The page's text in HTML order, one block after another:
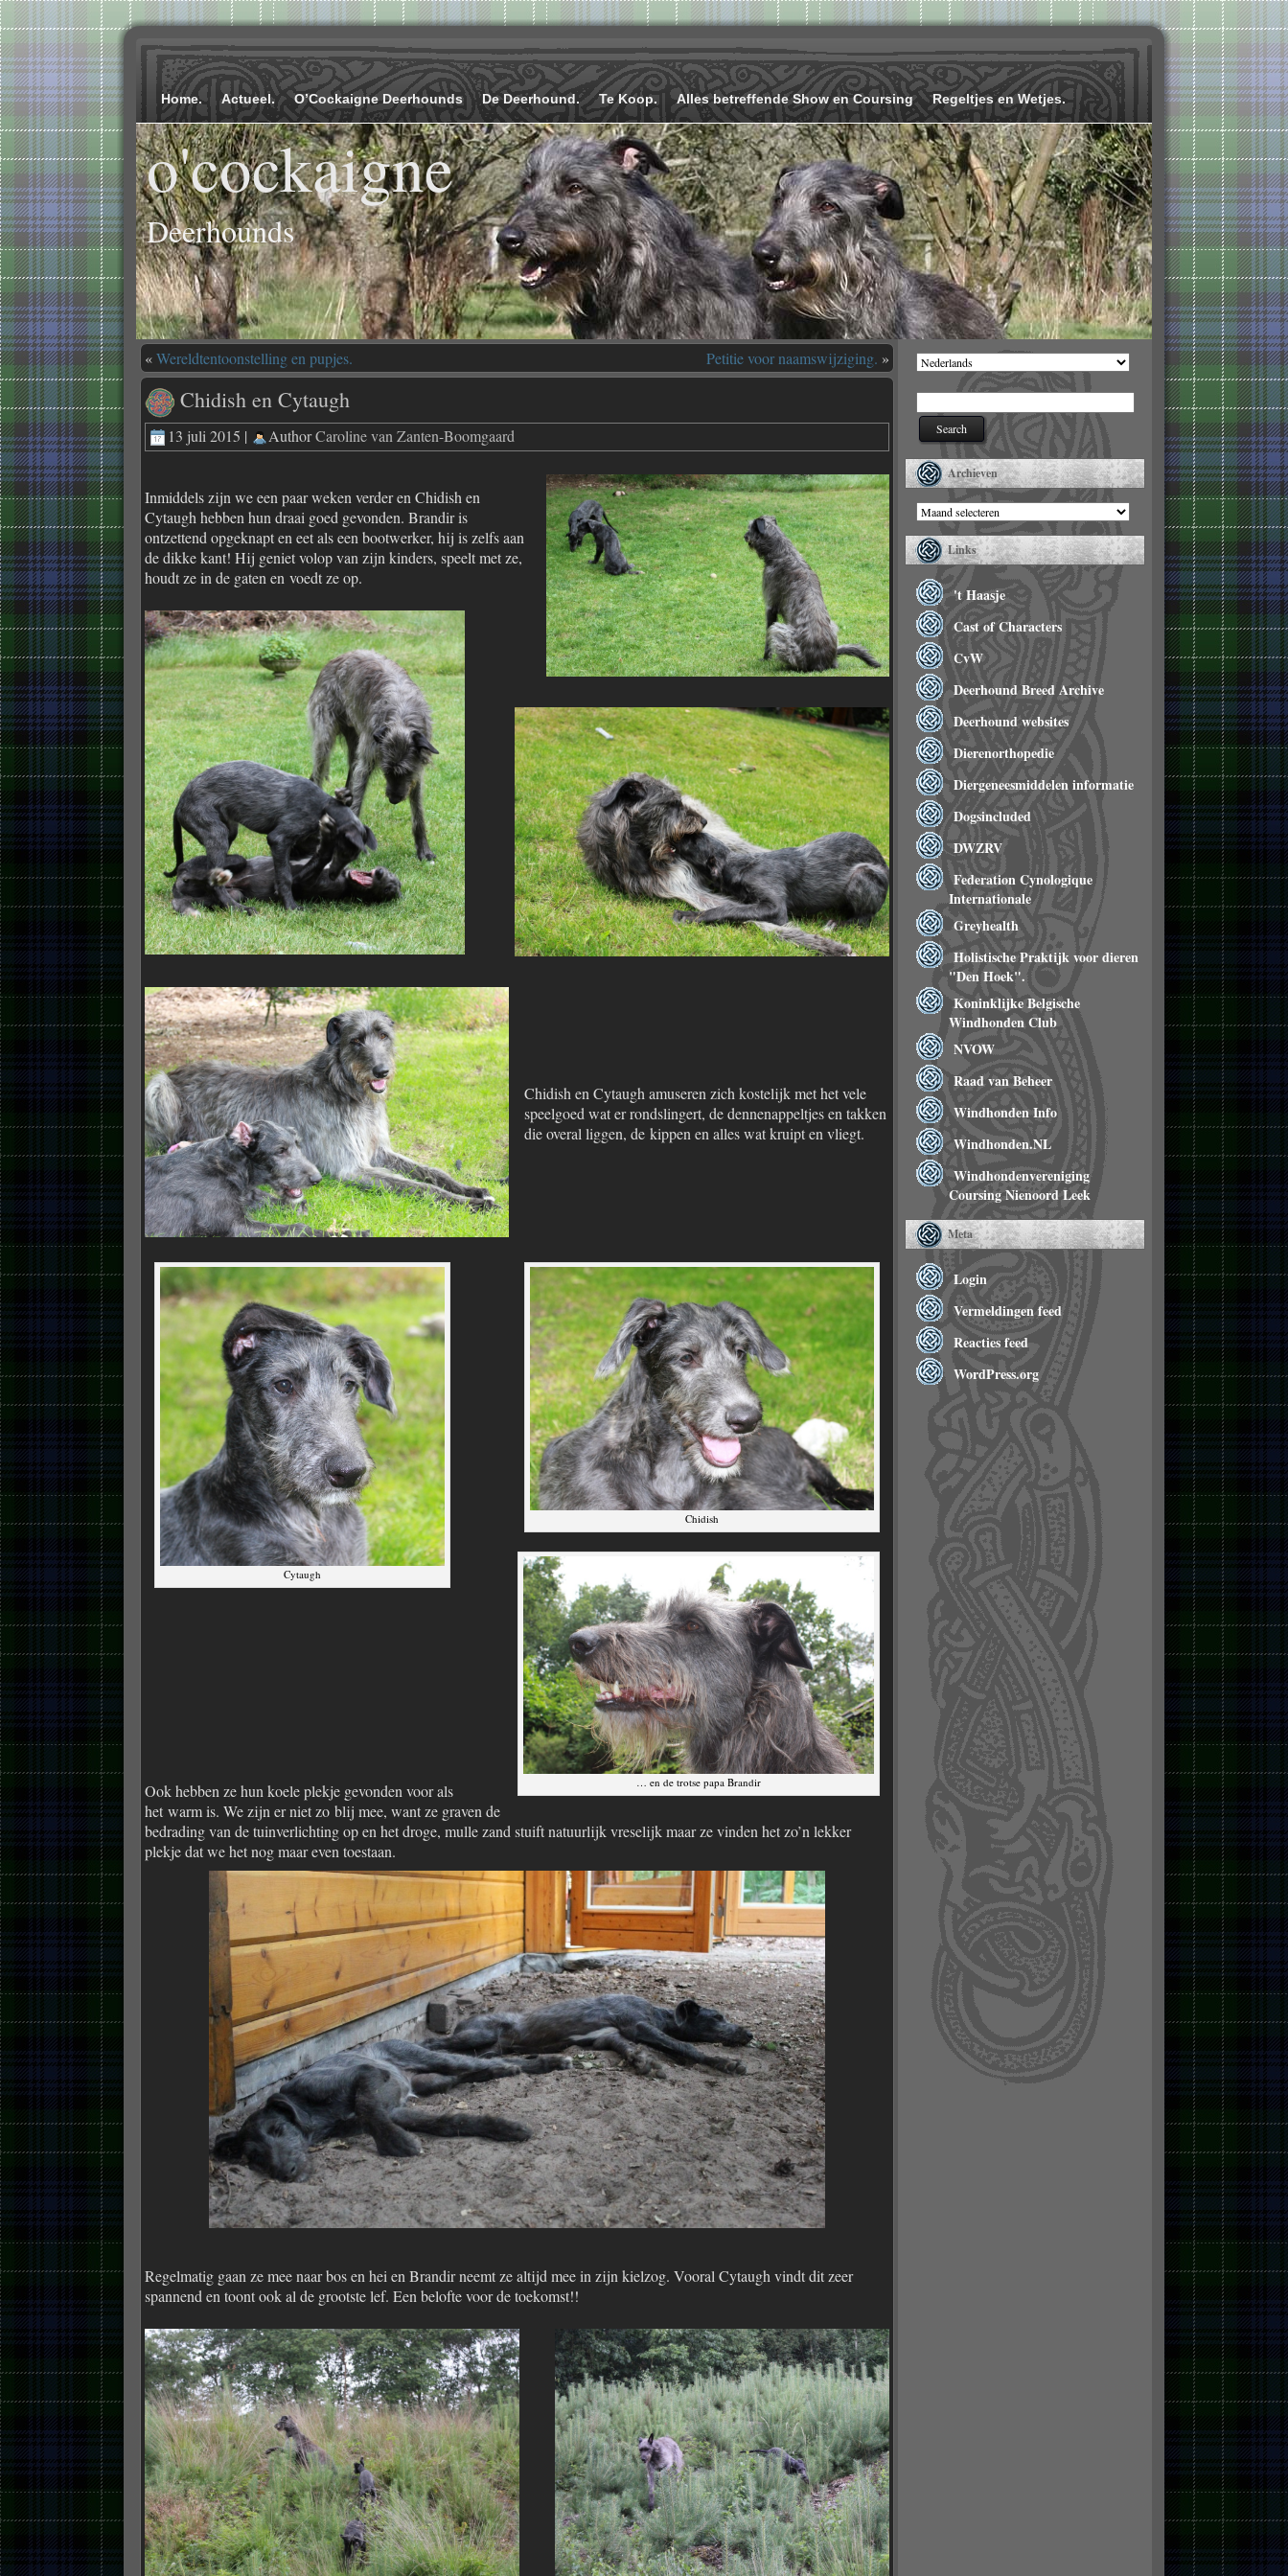
Home. Actueel. O’Cockaigne Deerhounds De Deerhound. Te Koop. Alles betreffende Show en Coursing Regeltjes en Wetjes.
o'cockaigne
Deerhounds
«Wereldtentoonstelling en pupjes. Petitie voor naamswijziging. »
Chidish en Cytaugh
13 juli 2015 | AuthorCaroline van Zanten-Boomgaard
Inmiddels zijn we een paar weken verder en Chidish en
Cytaugh hebben hun draai goed gevonden. Brandir is
ontzettend opgeknapt en eet als een bootwerker, hij is zelfs aan
de dikke kant! Hij geniet volop van zijn kinders, speelt met ze,
houdt ze in de gaten en voedt ze op.
Chidish
Chidish en Cytaugh amuseren zich kostelijk met het vele
speelgoed wat er rondslingert, de dennenappeltjes en takken
die overal liggen, de kippen en alles wat kruipt en vliegt.
Cytaugh
… en de trotse papa Brandir
Ook hebben ze hun koele plekje gevonden voor als
het warm is. We zijn er niet zo blij mee, want ze graven de
bedrading van de tuinverlichting op en het droge, mulle zand stuift natuurlijk vreselijk maar ze vinden het zo’n lekker
plekje dat we het nog maar even toestaan.
Regelmatig gaan ze mee naar bos en hei en Brandir neemt ze altijd mee in zijn kielzog. Vooral Cytaugh vindt dit zeer
spannend en toont ook al de grootste lef. Een belofte voor de toekomst!!
Kies
taal
Archieven
Archieven
Links
't Haasje
Cast of Characters
CvW
Deerhound Breed Archive
Deerhound websites
Dierenorthopedie
Diergeneesmiddelen informatie
Dogsincluded
DWZRV
Federation Cynologique
Internationale
Greyhealth
Holistische Praktijk voor dieren
"Den Hoek".
Koninklijke Belgische
Windhonden Club
NVOW
Raad van Beheer
Windhonden Info
Windhonden.NL
Windhondenvereniging
Coursing Nienoord Leek
Meta
Login
Vermeldingen feed
Reacties feed
WordPress.org